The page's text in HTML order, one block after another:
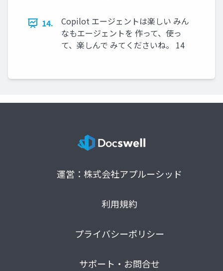
14.
Copilot エージェントは楽しい みん
なもエージェントを 作って、使っ
て、楽しんで みてくださいね。 14
運営：株式会社アプルーシッド
利用規約
プライバシーポリシー
サポート・お問合せ